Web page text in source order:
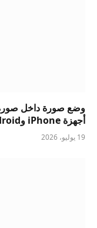
أجهزة iPhone وAndroid
19 يوليو، 2026